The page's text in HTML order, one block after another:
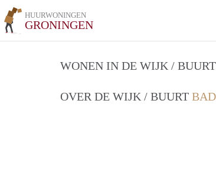
HUURWONINGEN
GRONINGEN
WONEN IN DE WIJK / BUURT
OVER DE WIJK / BUURT